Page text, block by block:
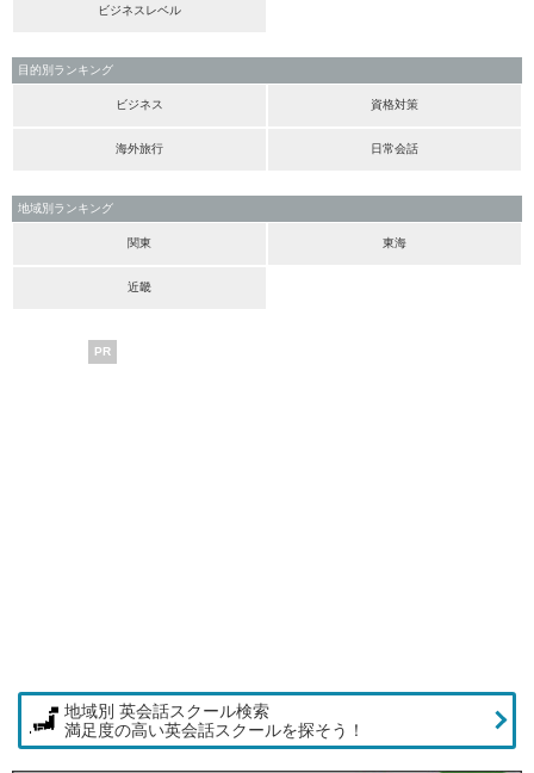
ビジネスレベル
目的別ランキング
ビジネス 資格対策
海外旅行 日常会話
地域別ランキング
関東 東海
近畿
PR
地域別 英会話スクール検索
満足度の高い英会話スクールを探そう！